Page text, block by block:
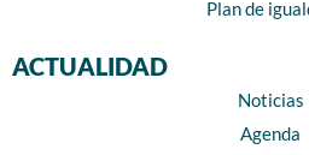
Plan de
ACTUALIDAD
Noticias
Agenda